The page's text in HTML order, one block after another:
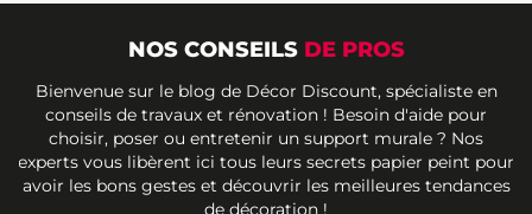
NOS CONSEILS DE PROS
Bienvenue sur le blog de Décor Discount, spécialiste en
conseils de travaux et rénovation ! Besoin d'aide pour
choisir, poser ou entretenir un support murale ? Nos
experts vous libèrent ici tous leurs secrets papier peint pour
avoir les bons gestes et découvrir les meilleures tendances
de décoration !